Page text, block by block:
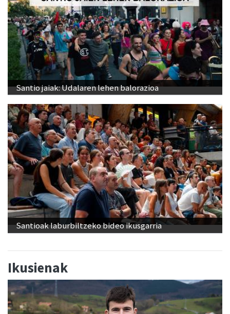
Santio jaiak: Udalaren lehen balorazioa
Santioak laburbiltzeko bideo ikusgarria
Ikusienak